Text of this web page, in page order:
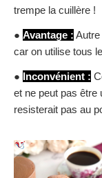
trempe la cuillère !
● Avantage : Autre
car on utilise tous
● Inconvénient :
et ne peut pas être
resisterait pas au